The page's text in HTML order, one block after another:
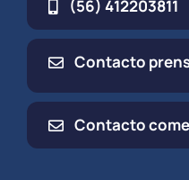
(56) 412203811
Contacto
Contacto